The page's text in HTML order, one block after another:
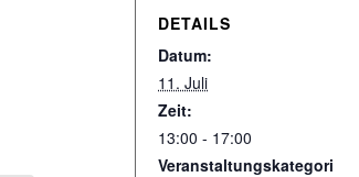
DETAILS
Datum:
11. Juli
Zeit:
13:00 - 17:00
Veranstaltungskategori